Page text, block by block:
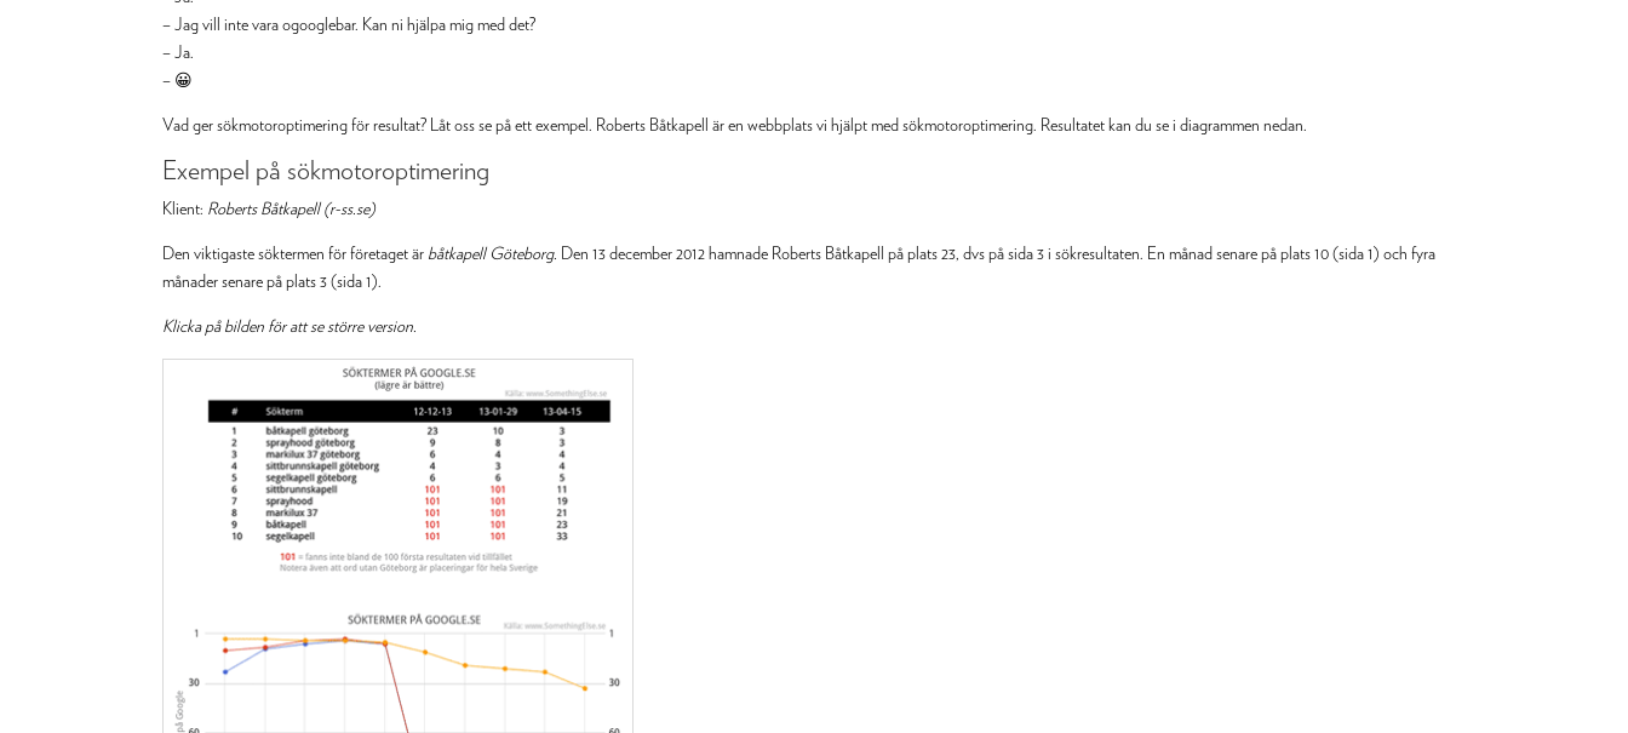
– Jag vill inte vara ogooglebar. Kan ni hjälpa mig med det?
– Ja.
– 😀
Vad ger sökmotoroptimering för resultat? Låt oss se på ett exempel. Roberts Båtkapell är en webbplats vi hjälpt med sökmotoroptimering. Resultatet kan du se i diagrammen nedan.
Exempel på sökmotoroptimering
Klient: Roberts Båtkapell (r-ss.se)
Den viktigaste söktermen för företaget är båtkapell Göteborg.
Den 13 december 2012 hamnade Roberts Båtkapell på plats 23, dvs på sida 3 i sökresultaten. En månad senare på plats 10 (sida 1) och fyra
månader senare på plats 3 (sida 1).
Klicka på bilden för att se större version.